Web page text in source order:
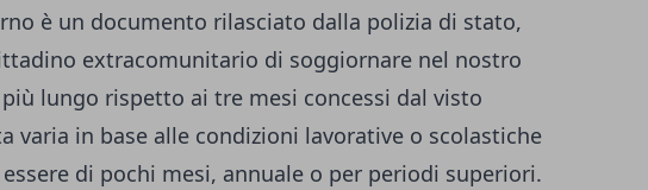
è un documento rilasciato dalla polizia di stato,
extracomunitario di soggiornare nel nostro
lungo rispetto ai tre mesi concessi dal visto
varia in base alle condizioni lavorative o scolastiche
di pochi mesi, annuale o per periodi superiori.